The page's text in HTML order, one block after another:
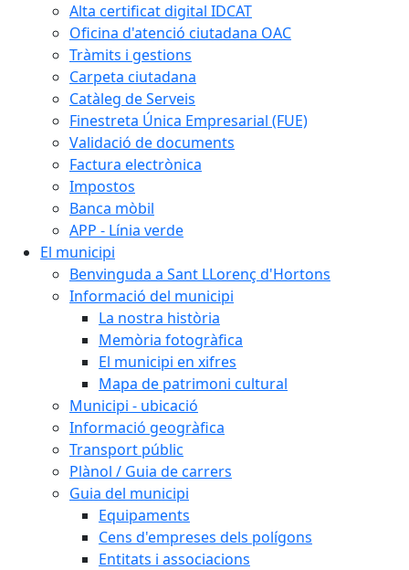
Alta certificat digital IDCAT
Oficina d'atenció ciutadana OAC
Tràmits i gestions
Carpeta ciutadana
Catàleg de Serveis
Finestreta Única Empresarial (FUE)
Validació de documents
Factura electrònica
Impostos
Banca mòbil
APP - Línia verde
El municipi
Benvinguda a Sant LLorenç d'Hortons
Informació del municipi
La nostra història
Memòria fotogràfica
El municipi en xifres
Mapa de patrimoni cultural
Municipi - ubicació
Informació geogràfica
Transport públic
Plànol / Guia de carrers
Guia del municipi
Equipaments
Cens d'empreses dels polígons
Entitats i associacions